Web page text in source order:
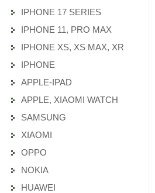
IPHONE 17 SERIES
IPHONE 11, PRO MAX
IPHONE XS, XS MAX, XR
IPHONE
APPLE-IPAD
APPLE, XIAOMI WATCH
SAMSUNG
XIAOMI
OPPO
NOKIA
HUAWEI